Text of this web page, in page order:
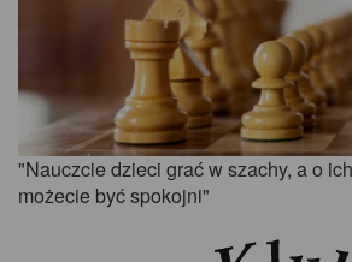
"Nauczcie dzieci grać w szachy, a o
możecie być spokojni"